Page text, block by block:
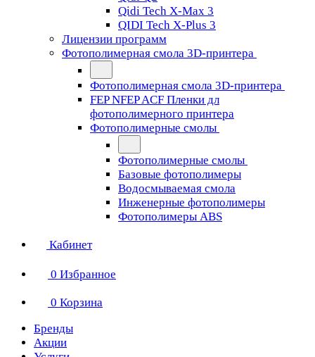
Qidi Tech X-Max 3
QIDI Tech X-Plus 3
Лицензии программ
Фотополимерная смола 3D-принтера
Фотополимерная смола 3D-принтера
FEP NFEP ACF Пленки дл
фотополимерного принтера
Фотополимерные смолы
Фотополимерные смолы
Базовые фотополимеры
Водосмываемая смола
Инженерные фотополимеры
Фотополимеры ABS
Кабинет
0 Избранное
0 Корзина
Бренды
Акции